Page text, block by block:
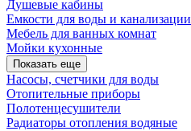
Душевые кабины
Емкости для воды и канализации
Мебель для ванных комнат
Мойки кухонные
Показать еще
Насосы, счетчики для воды
Отопительные приборы
Полотенцесушители
Радиаторы отопления водяные